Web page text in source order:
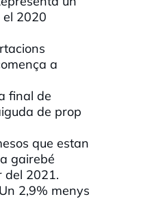
2020
a
final de
de prop
que estan
gairebé
del 2021.
2,9% menys